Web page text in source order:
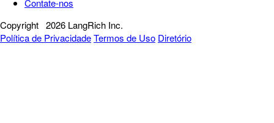
Contate-nos
Copyright 2026 LangRich Inc.
Política de PrivacidadeTermos de Uso Diretório